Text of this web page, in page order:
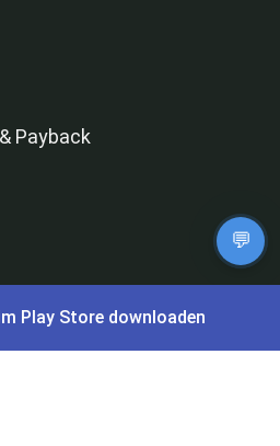
Payback
💬
Play Store downloaden